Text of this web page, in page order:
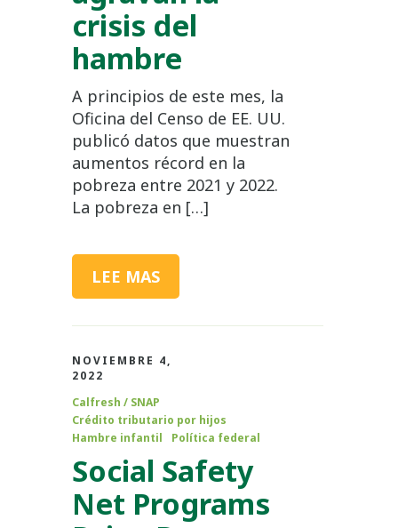
crisis del
hambre
A principios de este mes, la
Oficina del Censo de EE. UU.
publicó datos que muestran
aumentos récord en la
pobreza entre 2021 y 2022.
La pobreza en […]
LEE MAS
NOVIEMBRE 4,
2022
Calfresh / SNAP
Crédito tributario por hijos
Hambre infantil
Política federal
Social Safety
Net Programs